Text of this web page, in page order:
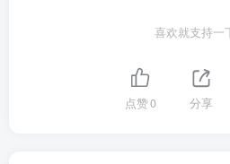
喜欢就支持一
点赞0 分享